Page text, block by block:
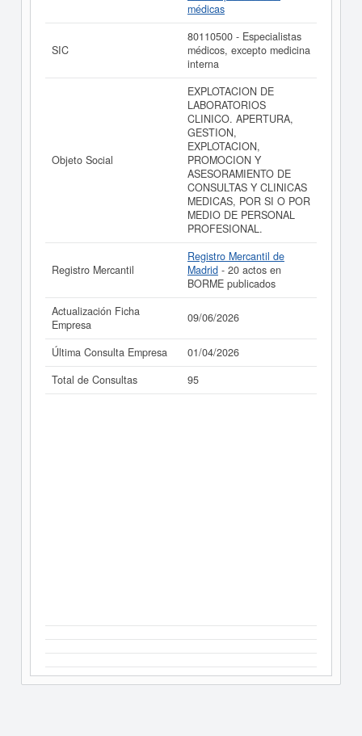
La última actualización del informe de empresa se ha
realizado el 09/06/2026.
médicas
SIC
80110500 - Especialistas
médicos, excepto medicina
interna
Objeto Social
EXPLOTACION DE
LABORATORIOS
CLINICO. APERTURA,
GESTION,
EXPLOTACION,
PROMOCION Y
ASESORAMIENTO DE
CONSULTAS Y CLINICAS
MEDICAS, POR SI O POR
MEDIO DE PERSONAL
PROFESIONAL.
Registro Mercantil
Registro Mercantil de
Madrid - 20 actos en
BORME publicados
Actualización Ficha
Empresa
09/06/2026
Última Consulta Empresa
01/04/2026
Total de Consultas
95